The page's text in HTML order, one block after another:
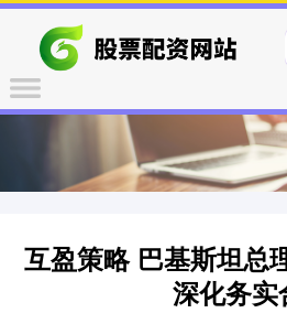
互盈策略 巴基斯坦总
深化务实